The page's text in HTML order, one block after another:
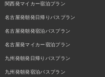
関西発マイカー宿泊プラン
名古屋発朝発日帰りバスプラン
名古屋発朝発宿泊バスプラン
名古屋発マイカー宿泊プラン
九州発朝発日帰りバスプラン
九州発朝発宿泊バスプラン